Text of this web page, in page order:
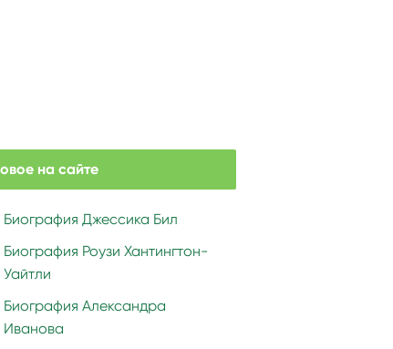
на сайте
Биография Джессика Бил
Биография Роузи Хантингтон-
Уайтли
Биография Александра
Иванова